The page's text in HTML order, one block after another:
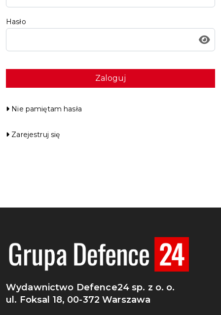
Hasło
Zaloguj
Nie pamiętam hasła
Zarejestruj się
Wydawnictwo Defence24 sp. z o. o.
ul. Foksal 18, 00-372 Warszawa